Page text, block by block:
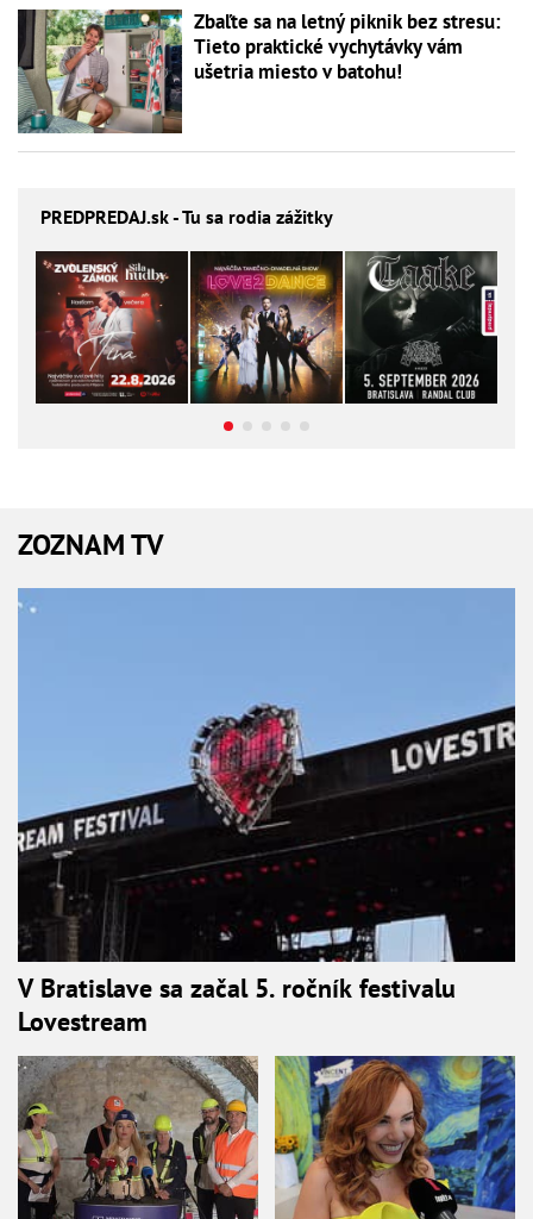
Zbaľte sa na letný piknik bez stresu:
Tieto praktické vychytávky vám
ušetria miesto v batohu!
PREDPREDAJ.sk - Tu sa rodia zážitky
ZOZNAM TV
V Bratislave sa začal 5. ročník festivalu
Lovestream